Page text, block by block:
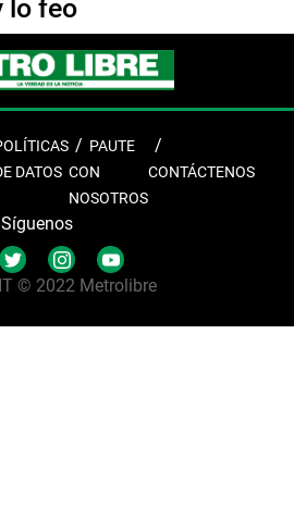
lo feo
DATOS
PAUTE
CON
NOSOTROS
CONTÁCTENOS
Síguenos
© 2022 Metrolibre